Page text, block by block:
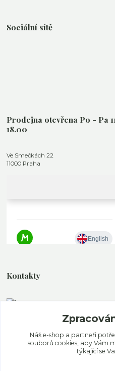
Sociální sítě
Prodejna otevřena Po - Pa
18.00
Ve Smečkách 22
11000 Praha
Kontakty
+420 777 339 077
Po - Pa 11.00 - 19.00 So - Ne 12.00
info@ekoaloe.cz
Náš e-shop a partneři
souborů cookies, aby Vám
týkající se